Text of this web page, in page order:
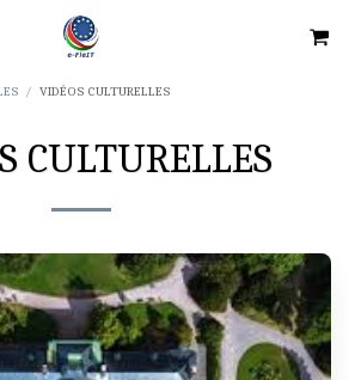
VIDÉOS CULTURELLES
CULTURELLES